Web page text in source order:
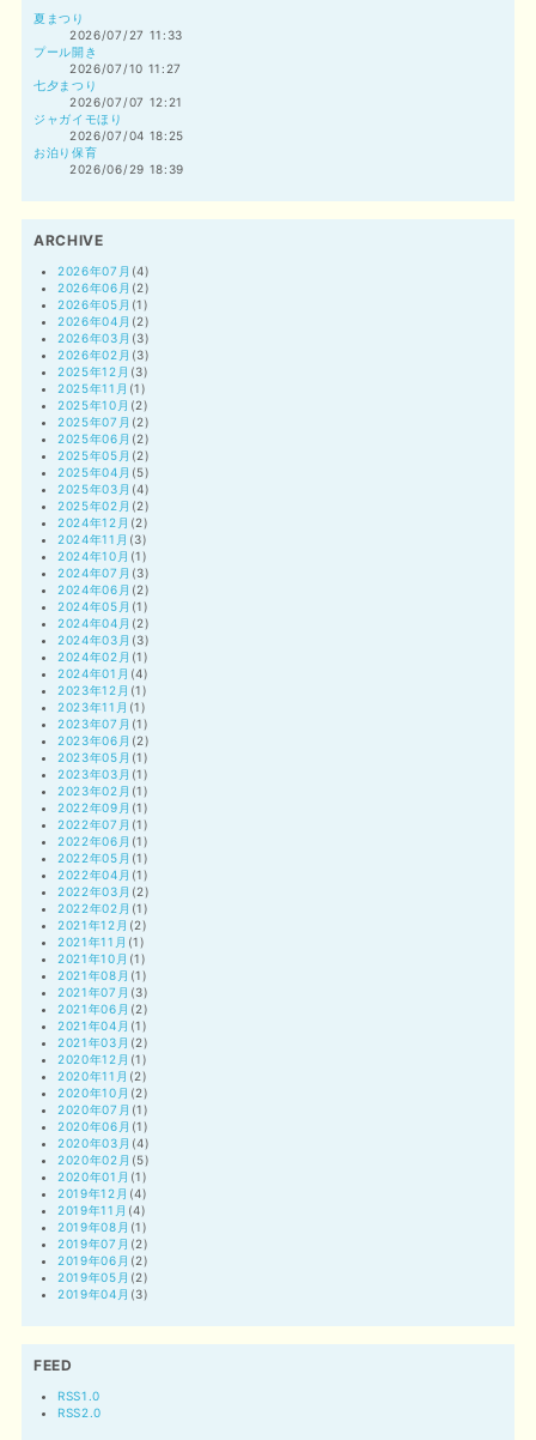
夏まつり
2026/07/27 11:33
プール開き
2026/07/10 11:27
七夕まつり
2026/07/07 12:21
ジャガイモほり
2026/07/04 18:25
お泊り保育
2026/06/29 18:39
ARCHIVE
2026年07月 (4)
2026年06月 (2)
2026年05月 (1)
2026年04月 (2)
2026年03月 (3)
2026年02月 (3)
2025年12月 (3)
2025年11月 (1)
2025年10月 (2)
2025年07月 (2)
2025年06月 (2)
2025年05月 (2)
2025年04月 (5)
2025年03月 (4)
2025年02月 (2)
2024年12月 (2)
2024年11月 (3)
2024年10月 (1)
2024年07月 (3)
2024年06月 (2)
2024年05月 (1)
2024年04月 (2)
2024年03月 (3)
2024年02月 (1)
2024年01月 (4)
2023年12月 (1)
2023年11月 (1)
2023年07月 (1)
2023年06月 (2)
2023年05月 (1)
2023年03月 (1)
2023年02月 (1)
2022年09月 (1)
2022年07月 (1)
2022年06月 (1)
2022年05月 (1)
2022年04月 (1)
2022年03月 (2)
2022年02月 (1)
2021年12月 (2)
2021年11月 (1)
2021年10月 (1)
2021年08月 (1)
2021年07月 (3)
2021年06月 (2)
2021年04月 (1)
2021年03月 (2)
2020年12月 (1)
2020年11月 (2)
2020年10月 (2)
2020年07月 (1)
2020年06月 (1)
2020年03月 (4)
2020年02月 (5)
2020年01月 (1)
2019年12月 (4)
2019年11月 (4)
2019年08月 (1)
2019年07月 (2)
2019年06月 (2)
2019年05月 (2)
2019年04月 (3)
FEED
RSS1.0
RSS2.0